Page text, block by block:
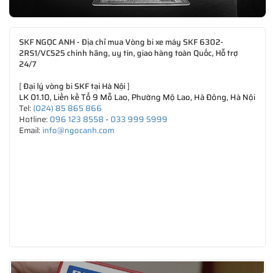
SKF NGỌC ANH - Địa chỉ mua Vòng bi xe máy SKF 6302-
2RS1/VC525 chính hãng, uy tín, giao hàng toàn Quốc, Hỗ trợ
24/7
[Đại lý vòng bi SKF tại Hà Nội]
LK 01.10, Liền kề Tổ 9 Mỗ Lao, Phường Mộ Lao, Hà Đông, Hà Nội
Tel: (024) 85 865 866
Hotline: 096 123 8558- 033 999 5999
Email: info@ngocanh.com